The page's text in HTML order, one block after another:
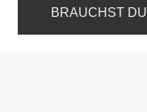
BRAUCHST DU